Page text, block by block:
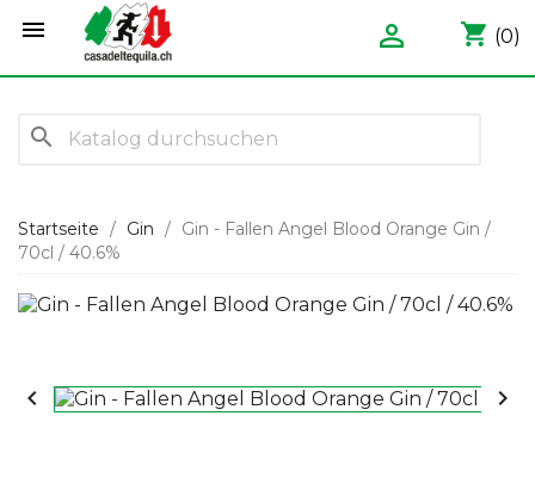
 shopping_cart (0)

search
Startseite Gin
Gin - Fallen Angel Blood Orange Gin /
70cl / 40.6%
 